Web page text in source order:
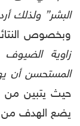
البشر” ولذلك
وبخصوص
زاوية الضيوف
المستحسن أن
حيث يتبين من
يضع الهدف من